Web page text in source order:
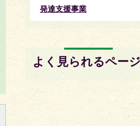
発達支援事業
よく見られるページ